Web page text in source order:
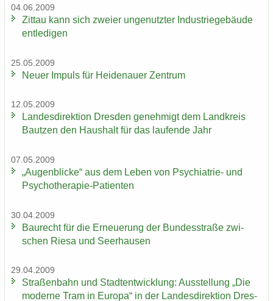
04.06.2009
Zit­tau kann sich zwei­er un­ge­nutz­ter In­dus­trie­ge­bäu­de
ent­le­di­gen
25.05.2009
Neuer Im­puls für Hei­de­nau­er Zen­trum
12.05.2009
Lan­des­di­rek­ti­on Dres­den ge­neh­migt dem Land­kreis
Baut­zen den Haus­halt für das lau­fen­de Jahr
07.05.2009
„Au­gen­bli­cke“ aus dem Leben von Psychiatrie-​ und
Psychotherapie-​Patienten
30.04.2009
Bau­recht für die Er­neue­rung der Bun­des­stra­ße zwi­
schen Riesa und Seer­hau­sen
29.04.2009
Stra­ßen­bahn und Stadt­ent­wick­lung: Aus­stel­lung „Die
mo­der­ne Tram in Eu­ro­pa“ in der Lan­des­di­rek­ti­on Dres­